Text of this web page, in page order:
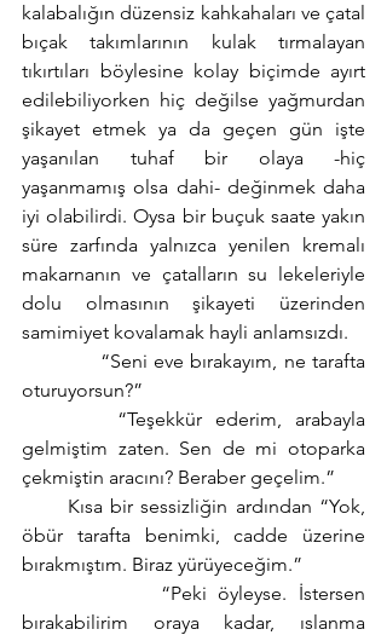
kalabalığın düzensiz kahkahaları ve çatal
bıçak takımlarının kulak tırmalayan
tıkırtıları böylesine kolay biçimde ayırt
edilebiliyorken hiç değilse yağmurdan
şikayet etmek ya da geçen gün işte
yaşanılan tuhaf bir olaya -hiç
yaşanmamış olsa dahi- değinmek daha
iyi olabilirdi. Oysa bir buçuk saate yakın
süre zarfında yalnızca yenilen kremalı
makarnanın ve çatalların su lekeleriyle
dolu olmasının şikayeti üzerinden
samimiyet kovalamak hayli anlamsızdı.
oturuyorsun?”
gelmiştim zaten. Sen de mi otoparka
çekmiştin aracını? Beraber geçelim.”
öbür tarafta benimki, cadde üzerine
bırakmıştım. Biraz yürüyeceğim.”
bırakabilirim oraya kadar, ıslanma